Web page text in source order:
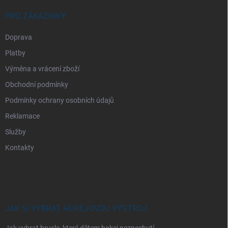
PRO ZÁKAZNÍKY
Doprava
Platby
Výměna a vrácení zboží
Obchodní podmínky
Podmínky ochrany osobních údajů
Reklamace
Služby
Kontakty
JAK SI VYBRAT HOKEJOVOU VÝSTROJ